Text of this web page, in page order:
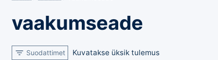
vaakumseade
Suodattimet Kuvatakse üksik tulemus